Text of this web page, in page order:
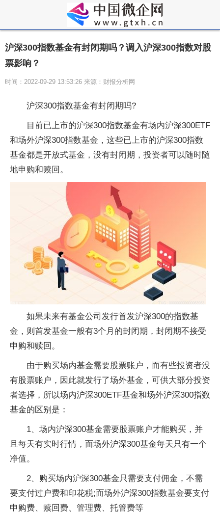
沪深300指数基金有封闭期吗？调入沪深300指数对股
票影响？
时间：2022-09-29 13:53:26 来源：财报分析网
沪深300指数基金有封闭期吗?
目前已上市的沪深300指数基金有场内沪深300ETF
和场外沪深300指数基金，这些已上市的沪深300指数
基金都是开放式基金，没有封闭期，投资者可以随时随
地申购和赎回。
如果未来有基金公司发行首发沪深300的指数基
金，则首发基金一般有3个月的封闭期，封闭期不接受
申购和赎回。
由于购买场内基金需要股票账户，而有些投资者没
有股票账户，因此就发行了场外基金，可供大部分投资
者选择，所以场内沪深300ETF基金和场外沪深300指数
基金的区别是：
1、场内沪深300基金需要股票账户才能购买，并
且每天有实时行情，而场外沪深300基金每天只有一个
净值。
2、购买场内沪深300基金只需要支付佣金，不需
要支付过户费和印花税;而场外沪深300指数基金要支付
申购费、赎回费、管理费、托管费等